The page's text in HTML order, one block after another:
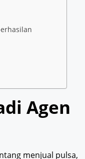
Agen
menjual pulsa,